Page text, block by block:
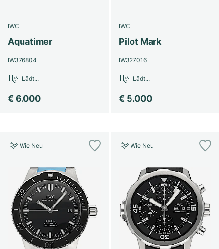
IWC
Aquatimer
IW376804
€ 6.000
Lädt...
IWC
Pilot Mark
IW327016
€ 5.000
Lädt...
Wie Neu Wie Neu